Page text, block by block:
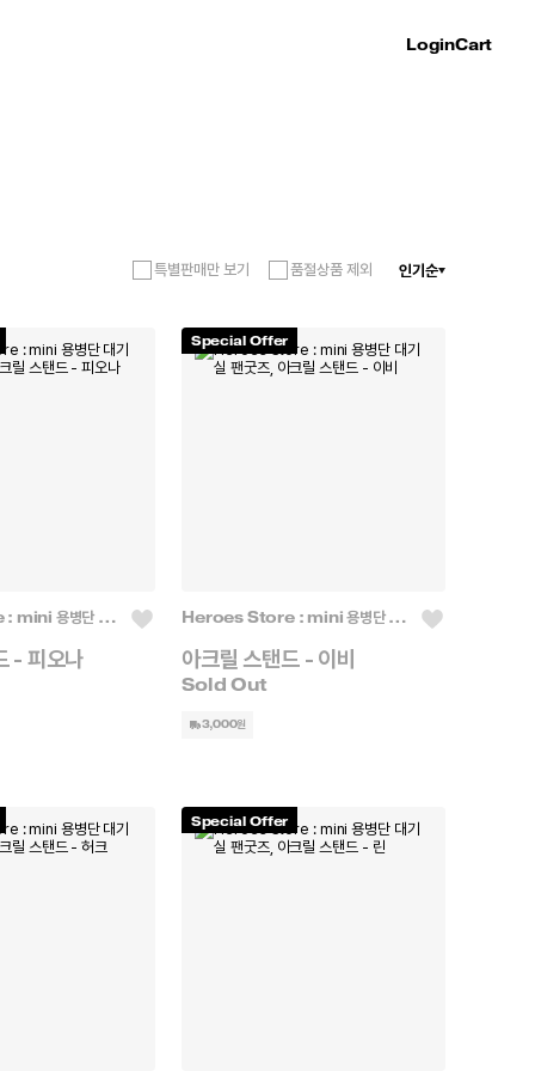
특별판매만 보기 품절상품 제외 인기순
Heroes Store : mini 용병단 대기실
- 피오나
Special Offer
Heroes Store : mini 용병단 대기실
아크릴 스탠드 - 이비
3,000원
Special Offer
LoginCart